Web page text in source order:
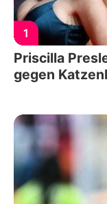
1
Priscilla
gegen